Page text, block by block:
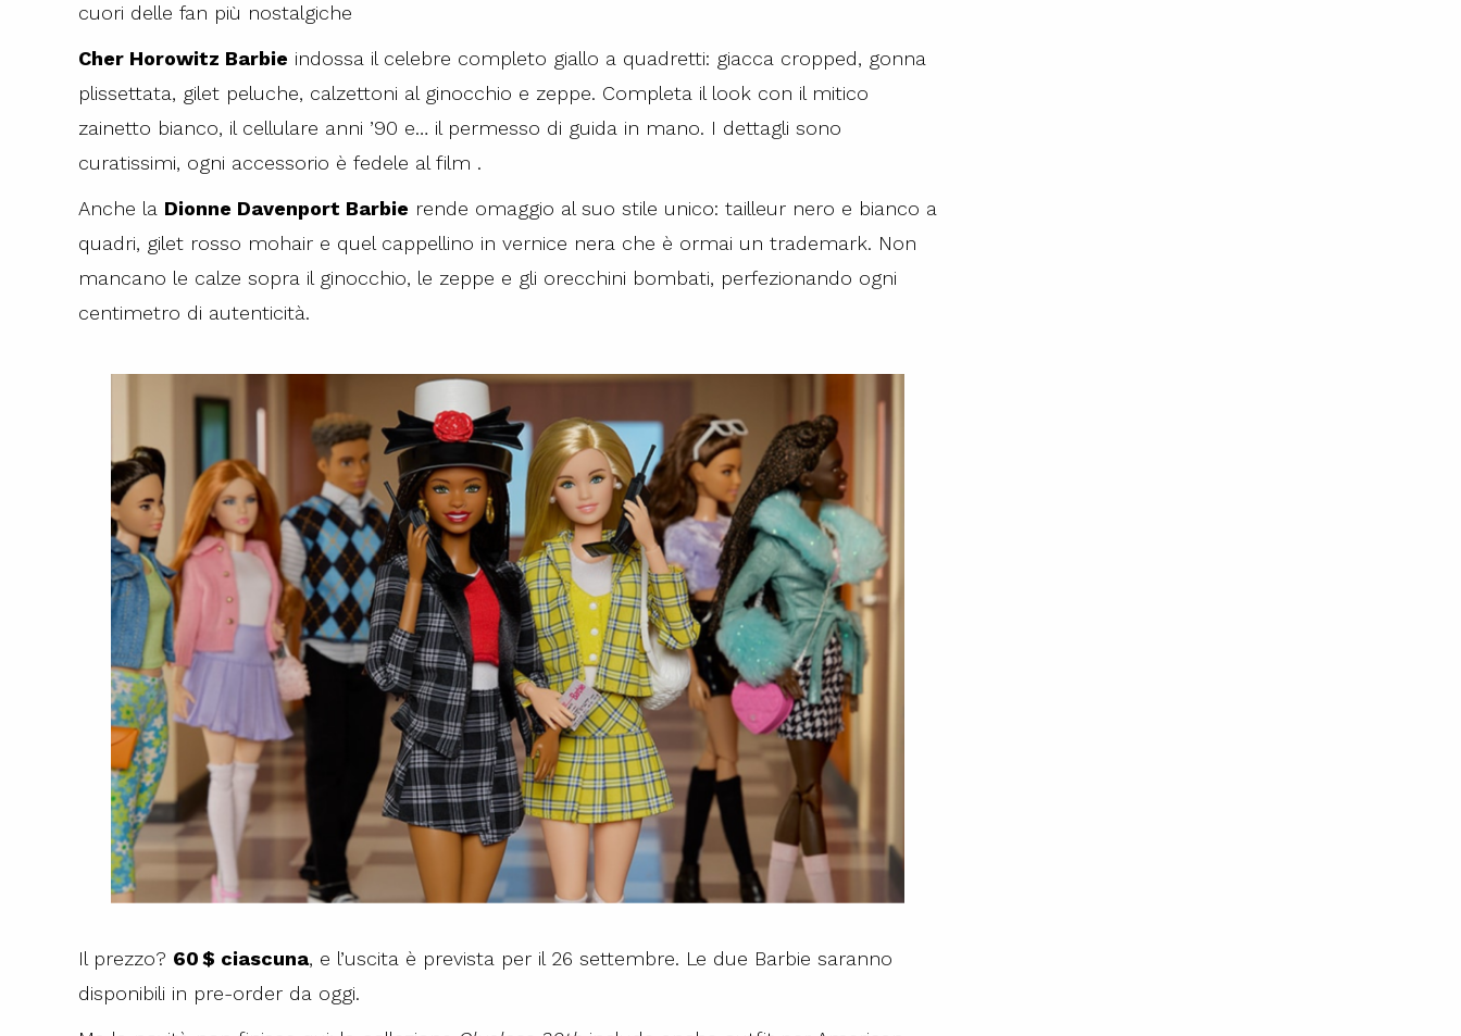
cuori delle fan più nostalgiche
Cher Horowitz Barbie indossa il celebre completo giallo a quadretti: giacca cropped, gonna
plissettata, gilet peluche, calzettoni al ginocchio e zeppe. Completa il look con il mitico
zainetto bianco, il cellulare anni ’90 e… il permesso di guida in mano. I dettagli sono
curatissimi, ogni accessorio è fedele al film .
Anche la Dionne Davenport Barbie rende omaggio al suo stile unico: tailleur nero e bianco a
quadri, gilet rosso mohair e quel cappellino in vernice nera che è ormai un trademark. Non
mancano le calze sopra il ginocchio, le zeppe e gli orecchini bombati, perfezionando ogni
centimetro di autenticità.
Il prezzo? 60 $ ciascuna, e l’uscita è prevista per il 26 settembre. Le due Barbie saranno
disponibili in pre-order da oggi.